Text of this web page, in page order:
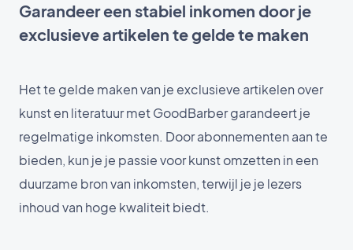
Garandeer een stabiel inkomen door je
exclusieve artikelen te gelde te maken
Het te gelde maken van je exclusieve artikelen over
kunst en literatuur met GoodBarber garandeert je
regelmatige inkomsten. Door abonnementen aan te
bieden, kun je je passie voor kunst omzetten in een
duurzame bron van inkomsten, terwijl je je lezers
inhoud van hoge kwaliteit biedt.